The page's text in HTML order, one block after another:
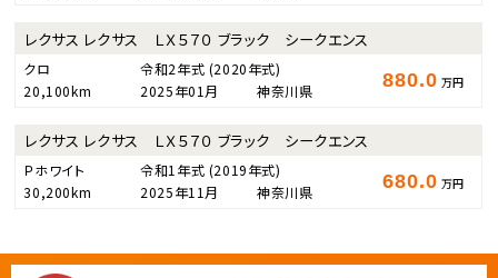
レクサス レクサス ＬＸ５７０ ブラック シークエンス
クロ 令和2年式 (2020年式)
20,100km
2025年01月 神奈川県 880.0 万円
レクサス レクサス ＬＸ５７０ ブラック シークエンス
Ｐホワイト 令和1年式 (2019年式)
30,200km
2025年11月 神奈川県 680.0 万円